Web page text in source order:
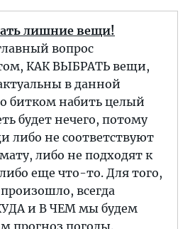
лишние вещи!
вопрос
КАК ВЫБРАТЬ вещи,
в данной
битком набить целый
будет нечего, потому
либо не соответствуют
либо не подходят к
еще что-то. Для того,
всегда
и В ЧЕМ мы будем
прогноз погоды.